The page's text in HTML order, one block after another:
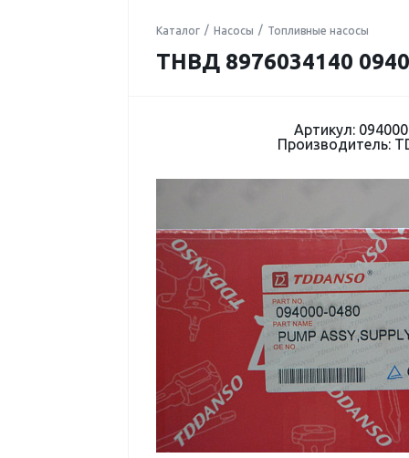
Каталог Насосы Топливные насосы
ТНВД 8976034140
Артикул:
Производитель: